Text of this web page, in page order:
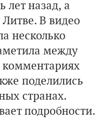
лет назад, а
В видео
несколько
между
поделились
странах.
подробности.